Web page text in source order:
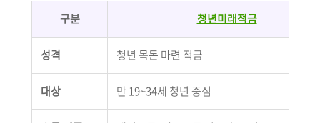
구분 청년미래적금
성격 청년 목돈 마련 적금
대상 만 19~34세 청년 중심